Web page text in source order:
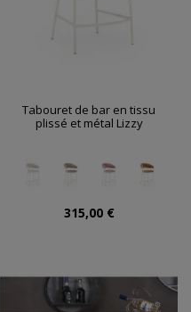
Tabouret de bar en tissu
plissé et métal Lizzy
315,00 €